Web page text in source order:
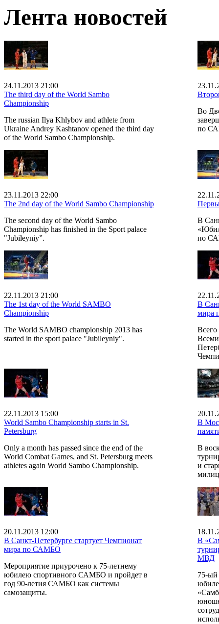
Лента новостей
24.11.2013 21:00
The third day of the World Sambo
Championship
The russian Ilya Khlybov and athlete from
Ukraine Andrey Kashtanov opened the third day
of the World Sambo Championship.
Во
по
23.11.2013 22:00
The 2nd day of the World Sambo Championship
The second day of the World Sambo
Championship has finished in the Sport palace
"Jubileyniy”.
В
по
22.11.2013 21:00
The 1st day of the World SAMBO
Championship
The World SAMBO championship 2013 has
started in the sport palace "Jubileyniy".
В
мира
Всего
22.11.2013 15:00
World Sambo Championship starts in St.
Petersburg
Only a month has passed since the end of the
World Combat Games, and St. Petersburg meets
athletes again World Sambo Championship.
В
В
и
20.11.2013 12:00
В Санкт-Петербурге стартует Чемпионат
мира по САМБО
Мероприятие приурочено к 75-летнему
юбилею спортивного САМБО и пройдет в
год 90-летия САМБО как системы
самозащиты.
В
МВД
75-ый